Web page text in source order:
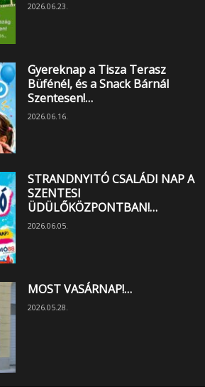
2026.06.23.
Gyereknap a Tisza Terasz
Büfénél, és a Snack Bárnál
Szentesen!…
2026.06.16.
STRANDNYITÓ CSALÁDI NAP A
SZENTESI
ÜDÜLŐKÖZPONTBAN!…
2026.06.05.
MOST VASÁRNAP!…
2026.05.28.